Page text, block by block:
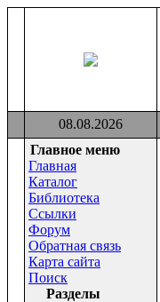
08.08.2026
Главное меню
Главная
Каталог
Библиотека
Ссылки
Форум
Обратная связь
Карта сайта
Поиск
Раздeлы